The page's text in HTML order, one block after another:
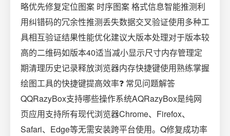
略优先修复定位图案 时序图案 格式信息智能推测利
用纠错码的冗余性推测丢失数据交叉验证使用多种工
具相互验证结果性能优化建议大版本处理对于版本较
高的二维码如版本40适当减小显示尺寸内存管理定
期清理历史记录释放浏览器内存快捷键使用熟练掌握
绘图工具的快捷键提高效率❓ 常见问题解答
QQRazyBox支持哪些操作系统AQRazyBox是纯网
页应用支持所有现代浏览器Chrome、Firefox、
Safari、Edge等无需安装跨平台使用。Q修复成功率